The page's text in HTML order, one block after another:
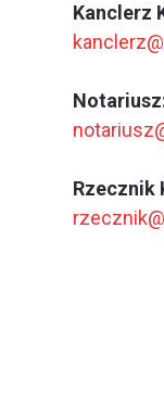
Kanclerz
Rzecznik